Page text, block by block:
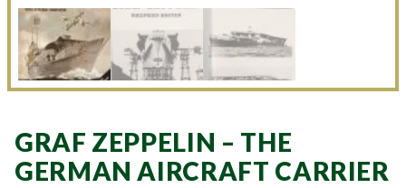
GRAF ZEPPELIN – THE
GERMAN AIRCRAFT CARRIER